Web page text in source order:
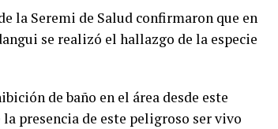
la Seremi de Salud confirmaron que en
se realizó el hallazgo de la especie
de baño en el área desde este
presencia de este peligroso ser vivo